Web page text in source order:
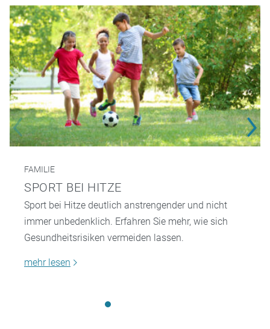
FAMILIE
SPORT BEI HITZE
Sport bei Hitze deutlich anstrengender und nicht
immer unbedenklich. Erfahren Sie mehr, wie sich
Gesundheitsrisiken vermeiden lassen.
mehr lesen